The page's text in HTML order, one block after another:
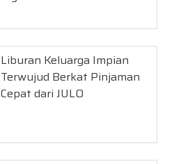
Liburan Keluarga Impian
Terwujud Berkat Pinjaman
Cepat dari JULO